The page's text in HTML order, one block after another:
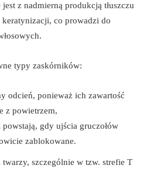
z nadmierną produkcją tłuszczu
co prowadzi do
typy zaskórników:
odcień, ponieważ ich zawartość
z powietrzem,
powstają, gdy ujścia gruczołów
zablokowane.
szczególnie w tzw. strefie T